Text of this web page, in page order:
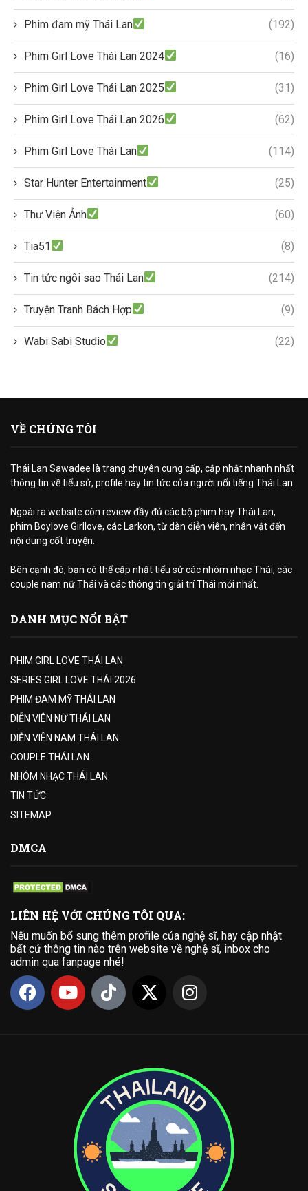
Phim đam mỹ Thái Lan (192)
Phim Girl Love Thái Lan 2024 (16)
Phim Girl Love Thái Lan 2025 (31)
Phim Girl Love Thái Lan 2026 (62)
Phim Girl Love Thái Lan (114)
Star Hunter Entertainment (25)
Thư Viện Ảnh (60)
Tia51 (8)
Tin tức ngôi sao Thái Lan (214)
Truyện Tranh Bách Hợp (9)
Wabi Sabi Studio (22)
VỀ CHÚNG TÔI
Thái Lan Sawadee là trang chuyên cung cấp, cập nhật nhanh nhất
thông tin về tiểu sử, profile hay tin tức của người nổi tiếng Thái Lan
Ngoài ra website còn review đầy đủ các bộ phim hay Thái Lan,
phim Boylove Girllove, các Larkon, từ dàn diễn viên, nhân vật đến
nội dung cốt truyện.
Bên cạnh đó, bạn có thể cập nhật tiểu sử các nhóm nhạc Thái, các
couple nam nữ Thái và các thông tin giải trí Thái mới nhất.
DANH MỤC NỔI BẬT
PHIM GIRL LOVE THÁI LAN
SERIES GIRL LOVE THÁI 2026
PHIM ĐAM MỸ THÁI LAN
DIỄN VIÊN NỮ THÁI LAN
DIỄN VIÊN NAM THÁI LAN
COUPLE THÁI LAN
NHÓM NHẠC THÁI LAN
TIN TỨC
SITEMAP
DMCA
LIÊN HỆ VỚI CHÚNG TÔI QUA:
Nếu muốn bổ sung thêm profile của nghệ sĩ, hay cập nhật
bất cứ thông tin nào trên website về nghệ sĩ, inbox cho
admin qua fanpage nhé!